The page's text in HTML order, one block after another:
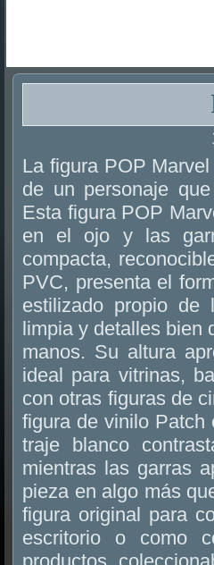
La figura POP
de un personaje
Esta figura POP
en el ojo y las
compacta,
PVC, presenta el
estilizado propio de
limpia y detalles
manos. Su altura
ideal para vitrinas,
con otras figuras de
figura de vinilo Patch
traje blanco
mientras las garras
pieza en algo más
figura original para
escritorio o como